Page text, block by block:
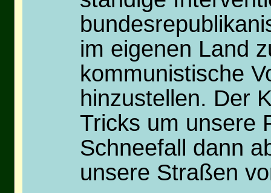
im eigenen Land
kommunistische
hinzustellen. Der
Tricks um unsere
Schneefall dann
unsere Straßen